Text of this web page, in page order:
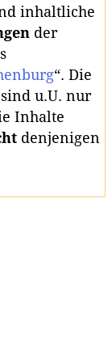
inhaltliche
der
“. Die
u.U. nur
Inhalte
denjenigen